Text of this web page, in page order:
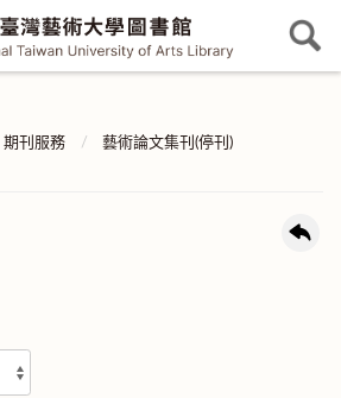
期刊服務
藝術論文集刊(停刊)